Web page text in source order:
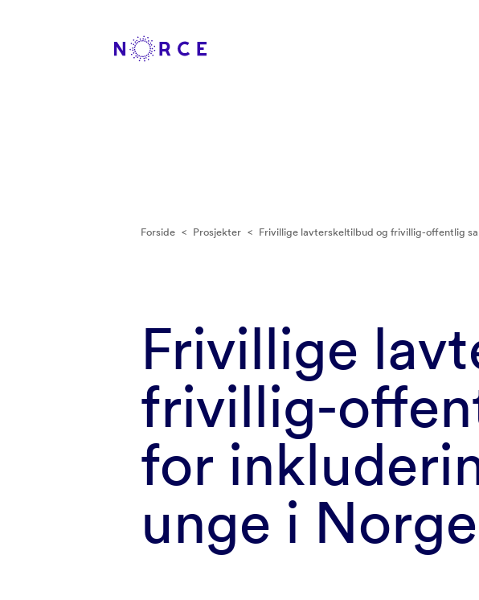
Forside < Prosjekter < Frivillige lavterskeltilbud og frivillig-offentlig
Frivillige
frivillig-
for
unge i Norge